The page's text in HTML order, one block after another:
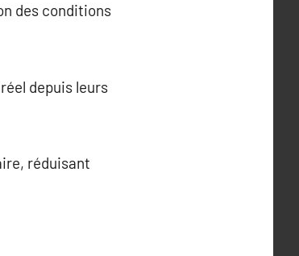
des conditions
depuis leurs
réduisant